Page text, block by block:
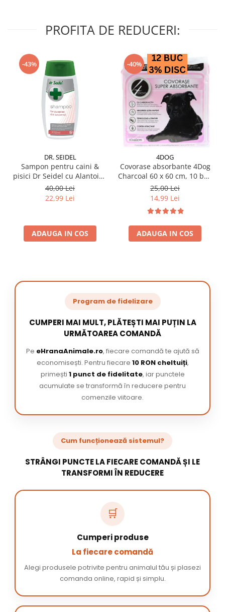
PROFITA DE REDUCERI:
-43%
DR. SEIDEL
Sampon pentru caini &
pisici Dr Seidel cu Alantoina
220 ml
40,00 Lei
22,99 Lei
ADAUGA IN COS
-40%
4DOG
Covorase absorbante 4Dog
Charcoal 60 x 60 cm, 10 buc
/ pachet
25,00 Lei
14,99 Lei
ADAUGA IN COS
Program de fidelizare
CUMPERI MAI MULT, PLĂTEȘTI MAI PUȚIN LA
URMĂTOAREA COMANDĂ
Pe eHranaAnimale.ro, fiecare comandă te ajută să
economisești. Pentru fiecare 10 RON cheltuiți,
primești 1 punct de fidelitate, iar punctele
acumulate se transformă în reducere pentru
comenzile viitoare.
Cum funcționează sistemul?
STRÂNGI PUNCTE LA FIECARE COMANDĂ ȘI LE
TRANSFORMI ÎN REDUCERE
🛒
Cumperi produse
La fiecare comandă
Alegi produsele potrivite pentru animalul tău și plasezi
comanda online, rapid și simplu.